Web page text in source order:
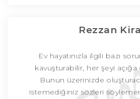
Rezzan
Ev hayatınızla ilgili bazı
kavuşturabilir, her şeyi açığa
Bunun üzerinizde
istemediğiniz sözleri